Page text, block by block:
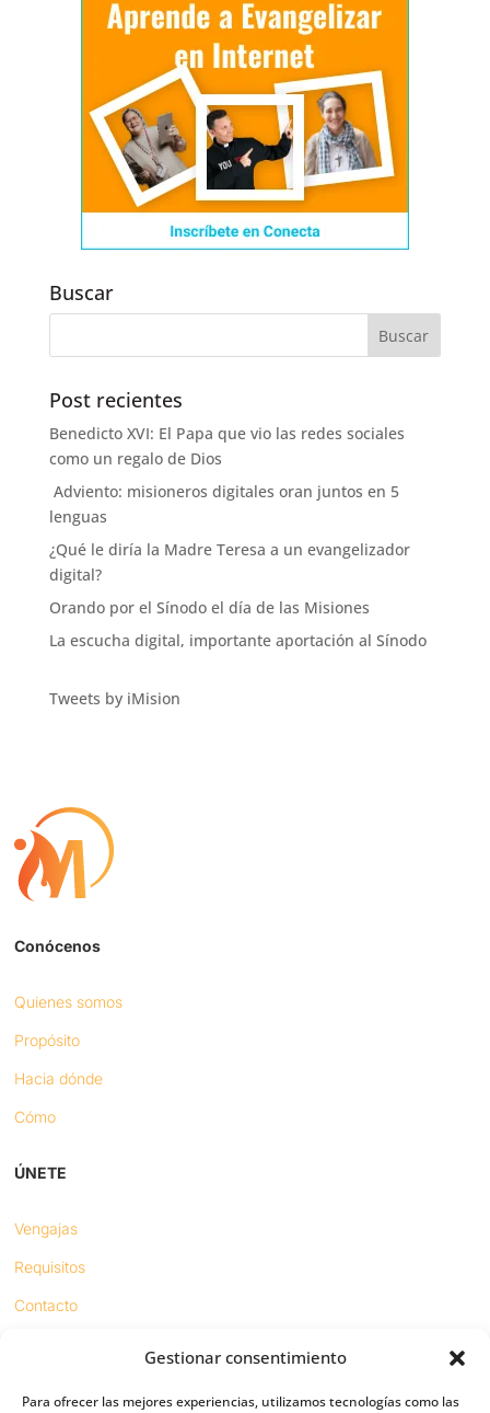
Gestionar consentimiento
Para ofrecer las mejores experiencias, utilizamos tecnologías como las
Buscar
Post recientes
Benedicto XVI: El Papa que vio las redes sociales
como un regalo de Dios
Adviento: misioneros digitales oran juntos en 5
lenguas
¿Qué le diría la Madre Teresa a un evangelizador
digital?
Orando por el Sínodo el día de las Misiones
La escucha digital, importante aportación al Sínodo
Tweets by iMision
Conócenos
Quienes somos
Propósito
Hacia dónde
Cómo
ÚNETE
Vengajas
Requisitos
Contacto